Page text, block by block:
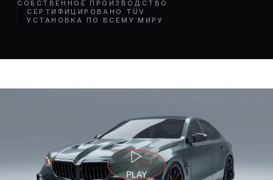
СОБСТВЕННОЕ ПРОИЗВОДСТВО
СЕРТИФИЦИРОВАНО TÜV
УСТАНОВКА ПО ВСЕМУ МИРУ
PLAY